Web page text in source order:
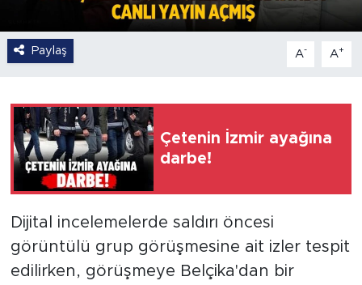
Paylaş A- A+
Çetenin İzmir ayağına
darbe!
Dijital incelemelerde saldırı öncesi
görüntülü grup görüşmesine ait izler tespit
edilirken, görüşmeye Belçika'dan bir